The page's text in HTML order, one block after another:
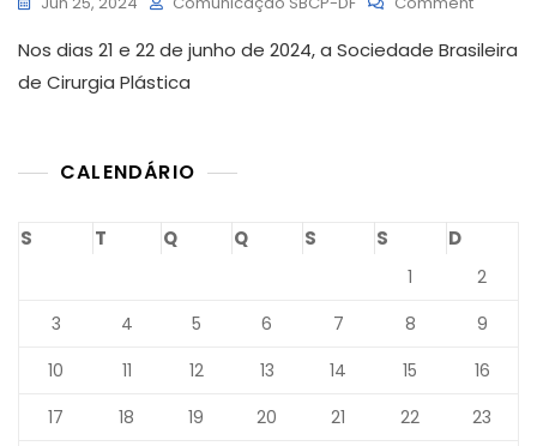
Reunião
Tema
Central
Em
De
Nos dias 21 e 22 de junho de 2024, a Sociedade Brasileira
de Cirurgia Plástica
CALENDÁRIO
S T Q Q S S D
1
2
3
4 5 6 7 8
9
10
11 12 13 14 15
16
17
18 19 20 21 22
23